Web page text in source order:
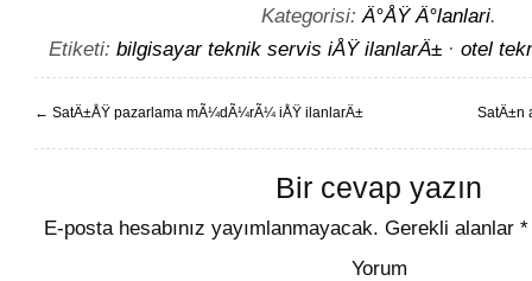
Kategorisi: Ä°ÅŸ Ä°lanlari.
Etiketi: bilgisayar teknik servis iÅŸ ilanlarÄ±· otel
← SatÄ±ÅŸ pazarlama mÃ¼dÃ¼rÃ¼ iÅŸ ilanlarÄ± SatÄ±n
Bir cevap yazın
E-posta hesabınız yayımlanmayacak. Gerekli alanlar *
Yorum